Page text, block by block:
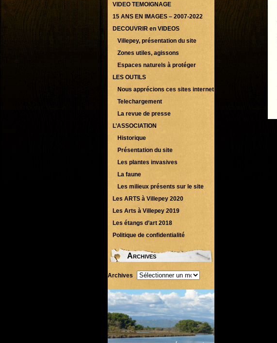
VIDEO TEMOIGNAGE
15 ANS EN IMAGES – 2007-2022
DECOUVRIR en VIDEOS
Villepey, présentation du site
Zones utiles, agissons
Espaces naturels à protéger
LES OUTILS
Nous apprécions ces sites internet
Telechargement
La revue de presse
L’ASSOCIATION
Historique
Présentation du site
Les plantes invasives
La faune
Les milieux présents sur le site
Les ARTS à Villepey 2020
Les Arts à Villepey 2019
Les étangs d’art 2018
Politique de confidentialité
Archives
Archives